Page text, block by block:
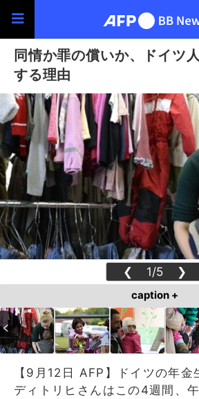
同情か罪の償いか、ドイツ
する理由
❮ 1/5 ❯
caption +
【9月12日 AFP】ドイツの年金
ディトリヒさんはこの4週間、